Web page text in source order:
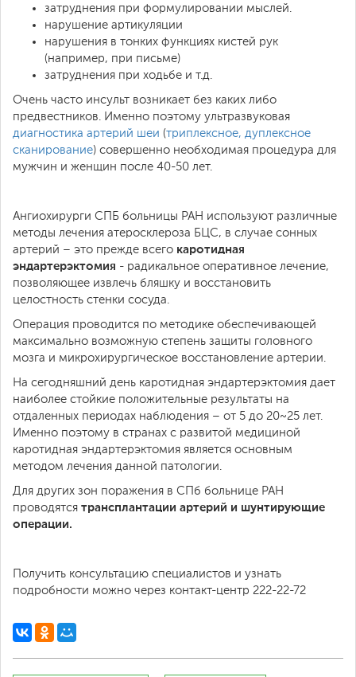
затруднения при формулировании мыслей.
нарушение артикуляции
нарушения в тонких функциях кистей рук
(например, при письме)
затруднения при ходьбе и т.д.
Очень часто инсульт возникает без каких либо
предвестников. Именно поэтому ультразвуковая
диагностика артерий шеи (триплексное, дуплексное
сканирование) совершенно необходимая процедура для
мужчин и женщин после 40-50 лет.
Ангиохирурги СПБ больницы РАН используют различные
методы лечения атеросклероза БЦС, в случае сонных
артерий – это прежде всего каротидная
эндартерэктомия - радикальное оперативное лечение,
позволяющее извлечь бляшку и восстановить
целостность стенки сосуда.
Операция проводится по методике обеспечивающей
максимально возможную степень защиты головного
мозга и микрохирургическое восстановление артерии.
На сегодняшний день каротидная эндартерэктомия дает
наиболее стойкие положительные результаты на
отдаленных периодах наблюдения – от 5 до 20~25 лет.
Именно поэтому в странах с развитой медициной
каротидная эндартерэктомия является основным
методом лечения данной патологии.
Для других зон поражения в СПб больнице РАН
проводятся трансплантации артерий и шунтирующие
операции.
Получить консультацию специалистов и узнать
подробности можно через контакт-центр 222-22-72